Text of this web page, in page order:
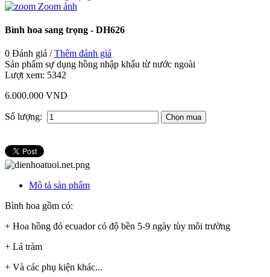
Zoom ảnh
Bình hoa sang trọng - DH626
0 Đánh giá /Thêm đánh giá
Sản phẩm sự dụng hồng nhập khẩu từ nước ngoài
Lượt xem: 5342
6.000.000 VND
Số lượng:
Mô tả sản phẩm
Bình hoa gồm có:
+ Hoa hồng đỏ ecuador có độ bền 5-9 ngày tùy môi trường
+ Lá tràm
+ Và các phụ kiện khác...